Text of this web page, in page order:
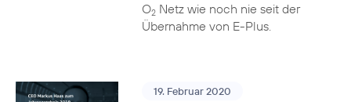
O2Netz wie noch nie seit der
Übernahme von E-Plus.
19. Februar 2020